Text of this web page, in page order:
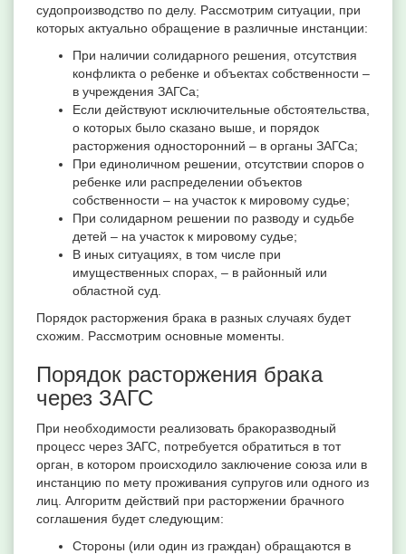
судопроизводство по делу. Рассмотрим ситуации, при
которых актуально обращение в различные инстанции:
При наличии солидарного решения, отсутствия
конфликта о ребенке и объектах собственности –
в учреждения ЗАГСа;
Если действуют исключительные обстоятельства,
о которых было сказано выше, и порядок
расторжения односторонний – в органы ЗАГСа;
При единоличном решении, отсутствии споров о
ребенке или распределении объектов
собственности – на участок к мировому судье;
При солидарном решении по разводу и судьбе
детей – на участок к мировому судье;
В иных ситуациях, в том числе при
имущественных спорах, – в районный или
областной суд.
Порядок расторжения брака в разных случаях будет
схожим. Рассмотрим основные моменты.
Порядок расторжения брака
через ЗАГС
При необходимости реализовать бракоразводный
процесс через ЗАГС, потребуется обратиться в тот
орган, в котором происходило заключение союза или в
инстанцию по мету проживания супругов или одного из
лиц. Алгоритм действий при расторжении брачного
соглашения будет следующим:
Стороны (или один из граждан) обращаются в